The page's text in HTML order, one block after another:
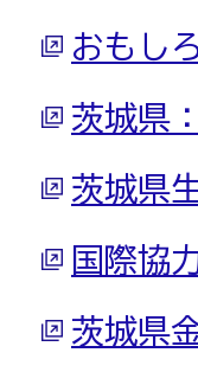
おもし
茨城県
茨城県
国際協
茨城県